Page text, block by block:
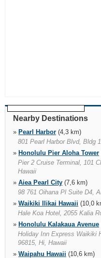
Nearby Destinations
» Pearl Harbor (4,3 km)
801 Pearl Harbor Blvd, Bldg
» Honolulu Pier Aloha Tower
Pier 2 Cruise Terminal, 101
Hawaii
» Aiea Pearl City (7,6 km)
98 761 Oihana Pl Suite D4,
» Waikiki Ilikai Hawaii (10,0
Hale Koa Hotel, 2055 Kalia
» Honolulu Kalakaua Avenue
Holiday Inn Express Waikiki
96815, Hi, Hawaii
» Waipahu Hawaii (10,6 km)